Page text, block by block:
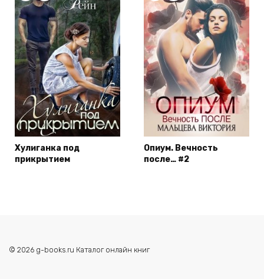
Хулиганка под
прикрытием
Опиум. Вечность
после… #2
© 2026 g-books.ru Каталог онлайн книг